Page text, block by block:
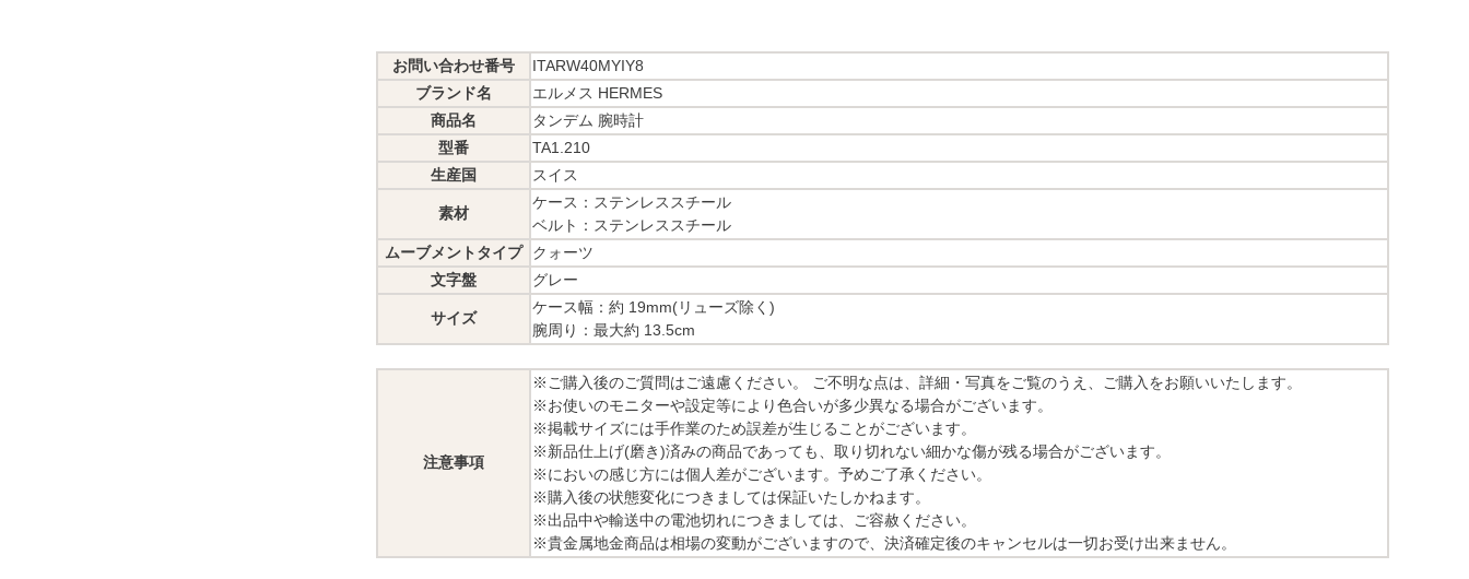
お問い合わせ番号
ITARW40MYIY8
ブランド名
エルメス HERMES
商品名
タンデム 腕時計
型番
TA1.210
生産国
スイス
素材
ケース：ステンレススチール
ベルト：ステンレススチール
ムーブメントタイプ
クォーツ
文字盤
グレー
サイズ
ケース幅：約 19mm(リューズ除く)
腕周り：最大約 13.5cm
注意事項
※ご購入後のご質問はご遠慮ください。 ご不明な点は、詳細・写真をご覧のうえ、ご購入をお願いいたします。
※お使いのモニターや設定等により色合いが多少異なる場合がございます。
※掲載サイズには手作業のため誤差が生じることがございます。
※新品仕上げ(磨き)済みの商品であっても、取り切れない細かな傷が残る場合がございます。
※においの感じ方には個人差がございます。予めご了承ください。
※購入後の状態変化につきましては保証いたしかねます。
※出品中や輸送中の電池切れにつきましては、ご容赦ください。
※貴金属地金商品は相場の変動がございますので、決済確定後のキャンセルは一切お受け出来ません。